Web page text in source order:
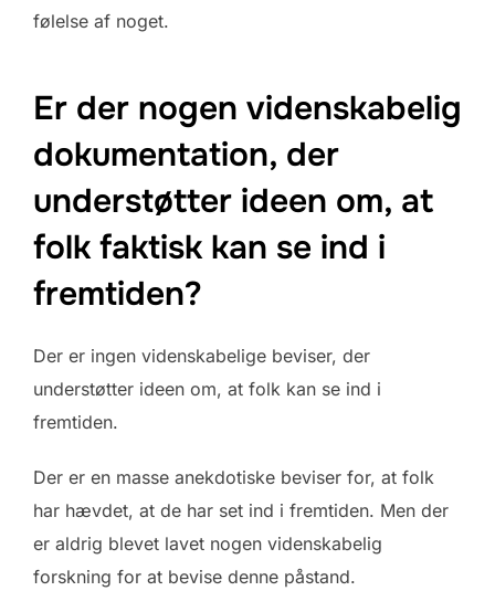
følelse af noget.
Er der nogen videnskabelig
dokumentation, der
understøtter ideen om, at
folk faktisk kan se ind i
fremtiden?
Der er ingen videnskabelige beviser, der
understøtter ideen om, at folk kan se ind i
fremtiden.
Der er en masse anekdotiske beviser for, at folk
har hævdet, at de har set ind i fremtiden. Men der
er aldrig blevet lavet nogen videnskabelig
forskning for at bevise denne påstand.